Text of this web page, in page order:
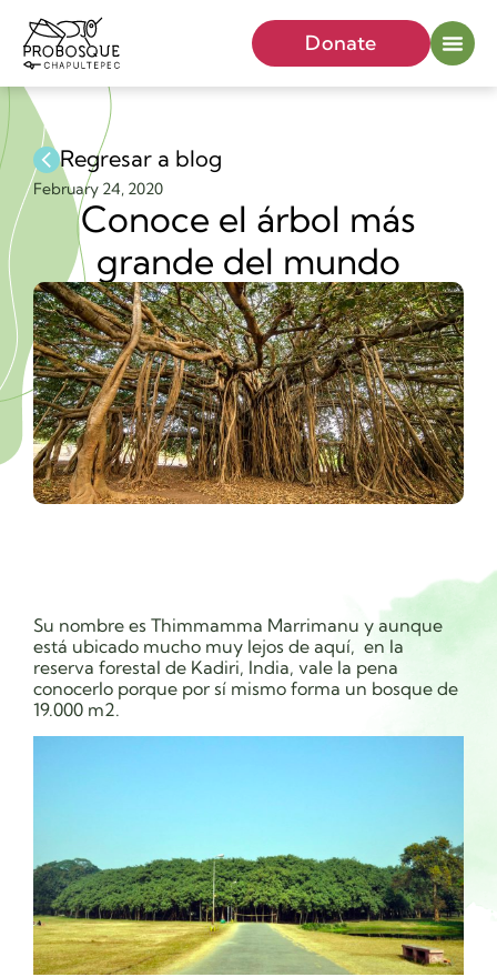
Donate
Regresar a blog
February 24, 2020
Conoce el árbol más
grande del mundo
Su nombre es Thimmamma Marrimanu y aunque
está ubicado mucho muy lejos de aquí, en la
reserva forestal de Kadiri, India, vale la pena
conocerlo porque por sí mismo forma un bosque de
19.000 m2.